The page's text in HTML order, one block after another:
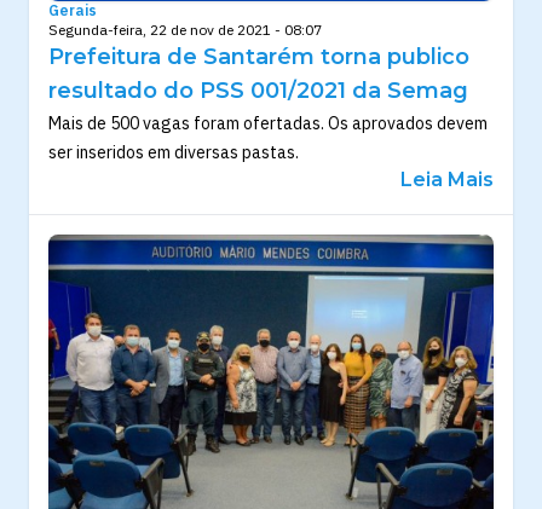
Gerais
Segunda-feira, 22 de nov de 2021 - 08:07
Prefeitura de Santarém torna publico
resultado do PSS 001/2021 da Semag
Mais de 500 vagas foram ofertadas. Os aprovados devem
ser inseridos em diversas pastas.
Leia Mais